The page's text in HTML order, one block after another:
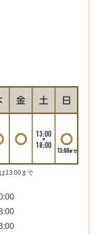
13:00まで